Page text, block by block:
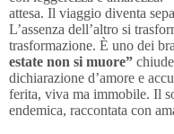
attesa. Il viaggio diventa
L’assenza dell’altro si
trasformazione. È uno dei
estate non si muore”
dichiarazione d’amore e
ferita, viva ma immobile. Il
endemica, raccontata con